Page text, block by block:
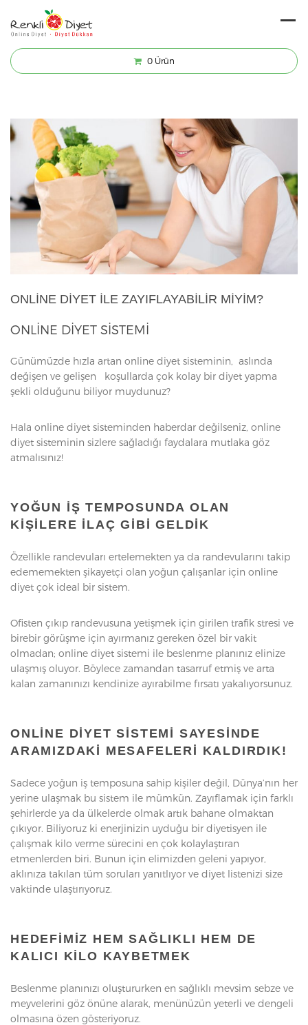
0 Ürün
ONLINE DIYET ILE ZAYIFLAYABILIR MIYIM?
ONLINE DIYET SISTEMI
Günümüzde hızla artan online diyet sisteminin, aslında
değişen ve gelişen koşullarda çok kolay bir diyet yapma
şekli olduğunu biliyor muydunuz?
Hala online diyet sisteminden haberdar değilseniz, online
diyet sisteminin sizlere sağladığı faydalara mutlaka göz
atmalısınız!
YOĞUN IŞ TEMPOSUNDA OLAN
KIŞILERE ILAÇ GIBI GELDIK
Özellikle randevuları ertelemekten ya da randevularını takip
edememekten şikayetçi olan yoğun çalışanlar için online
diyet çok ideal bir sistem.
Ofisten çıkıp randevusuna yetişmek için girilen trafik stresi ve
birebir görüşme için ayırmanız gereken özel bir vakit
olmadan; online diyet sistemi ile beslenme planınız elinize
ulaşmış oluyor. Böylece zamandan tasarruf etmiş ve arta
kalan zamanınızı kendinize ayırabilme fırsatı yakalıyorsunuz.
ONLINE DIYET SISTEMI SAYESINDE
ARAMIZDAKI MESAFELERI KALDIRDIK!
Sadece yoğun iş temposuna sahip kişiler değil, Dünya’nın her
yerine ulaşmak bu sistem ile mümkün. Zayıflamak için farklı
şehirlerde ya da ülkelerde olmak artık bahane olmaktan
çıkıyor. Biliyoruz ki enerjinizin uyduğu bir diyetisyen ile
çalışmak kilo verme sürecini en çok kolaylaştıran
etmenlerden biri. Bunun için elimizden geleni yapıyor,
aklınıza takılan tüm soruları yanıtlıyor ve diyet listenizi size
vaktinde ulaştırıyoruz.
HEDEFIMIZ HEM SAĞLIKLI HEM DE
KALICI KILO KAYBETMEK
Beslenme planınızı oluştururken en sağlıklı mevsim sebze ve
meyvelerini göz önüne alarak, menünüzün yeterli ve dengeli
olmasına özen gösteriyoruz.